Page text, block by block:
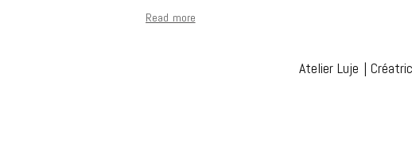
Read more
Atelier Luje |